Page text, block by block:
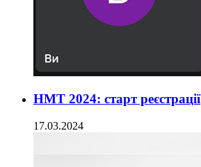
НМТ 2024: старт реєстрації
17.03.2024